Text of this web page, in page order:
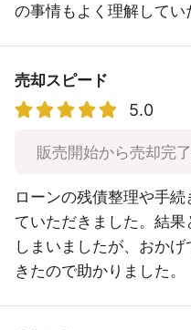
の事情もよく理解してい
売却スピード
5.0
販売開始から売却完
ローンの残債整理や手
ていただきました。結
しまいましたが、おか
きたので助かりました。